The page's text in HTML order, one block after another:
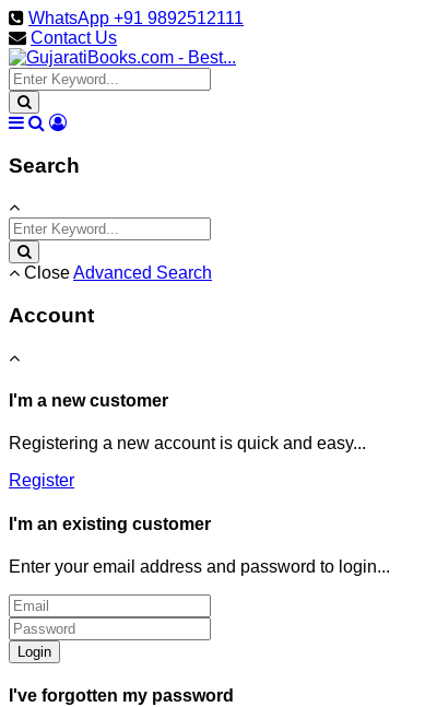
WhatsApp +91 9892512111
Contact Us
Search
CloseAdvanced Search
Account
I'm a new customer
Registering a new account is quick and easy...
Register
I'm an existing customer
Enter your email address and password to login...
Login
I've forgotten my password